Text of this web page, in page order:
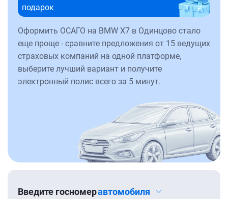
подарок
Оформить ОСАГО на BMW X7 в Одинцово стало
еще проще - сравните предложения от 15 ведущих
страховых компаний на одной платформе,
выберите лучший вариант и получите
электронный полис всего за 5 минут.
Введите госномеравтомобиля